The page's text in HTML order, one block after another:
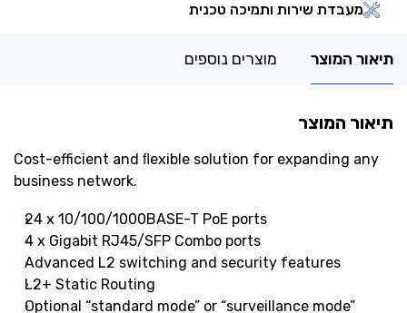
מעבדת שירות ותמיכה טכנית
תיאור המוצר מוצרים נוספים
תיאור המוצר
Cost-efficient and ﬂexible solution for expanding any
business network.
24 x 10/100/1000BASE-T PoE ports
4 x Gigabit RJ45/SFP Combo ports
Advanced L2 switching and security features
L2+ Static Routing
Optional “standard mode” or “surveillance mode”